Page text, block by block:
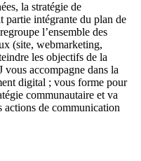
la stratégie de
partie intégrante du plan de
l’ensemble des
(site, webmarketing,
les objectifs de la
accompagne dans la
digital ; vous forme pour
communautaire et va
de communication